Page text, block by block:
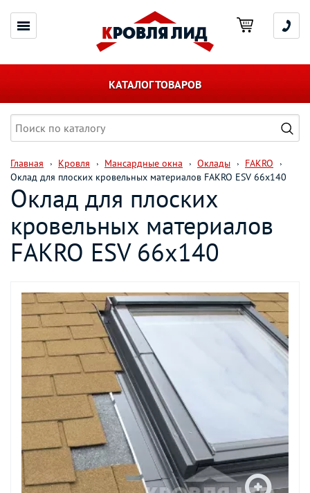
КАТАЛОГ ТОВАРОВ
Главная Кровля Мансардные окна Оклады
FAKRO
Оклад для плоских кровельных материалов FAKRO ESV 66х140
Оклад для плоских
кровельных материалов
FAKRO ESV 66х140